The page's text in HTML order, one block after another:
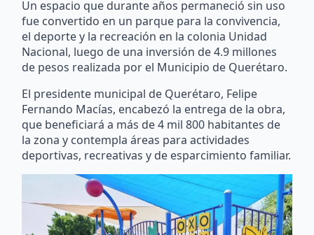
Un espacio que durante años permaneció sin uso
fue convertido en un parque para la convivencia,
el deporte y la recreación en la colonia Unidad
Nacional, luego de una inversión de 4.9 millones
de pesos realizada por el Municipio de Querétaro.
El presidente municipal de Querétaro, Felipe
Fernando Macías, encabezó la entrega de la obra,
que beneficiará a más de 4 mil 800 habitantes de
la zona y contempla áreas para actividades
deportivas, recreativas y de esparcimiento familiar.